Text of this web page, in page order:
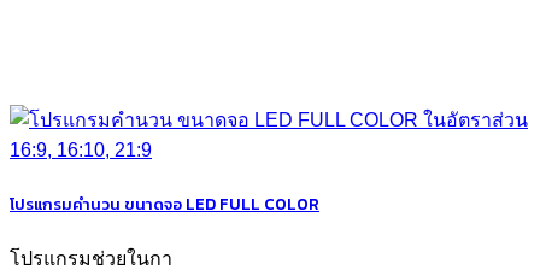
โปรแกรมคำนวน ขนาดจอ LED FULL COLOR
โปรแกรมช่วยในกา